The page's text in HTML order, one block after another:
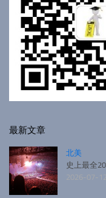
最新文章
北美
史上最全
2026-07-12